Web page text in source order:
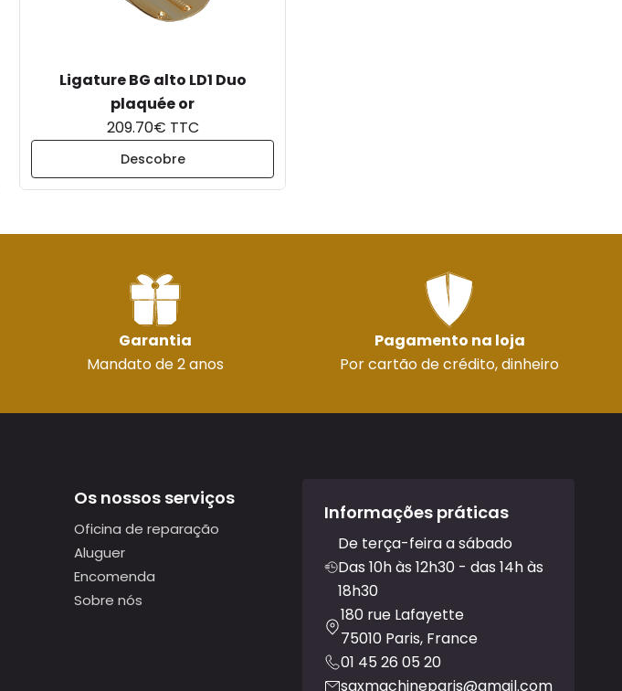
Ligature BG alto LD1 Duo
plaquée or
209.70€ TTC
Descobre
Garantia
Mandato de 2 anos
Pagamento na loja
Por cartão de crédito, dinheiro
Os nossos serviços
Oficina de reparação
Aluguer
Encomenda
Sobre nós
Informações práticas
De terça-feira a sábado
Das 10h às 12h30 - das 14h às
18h30
180 rue Lafayette
75010 Paris, France
01 45 26 05 20
saxmachineparis@gmail.com